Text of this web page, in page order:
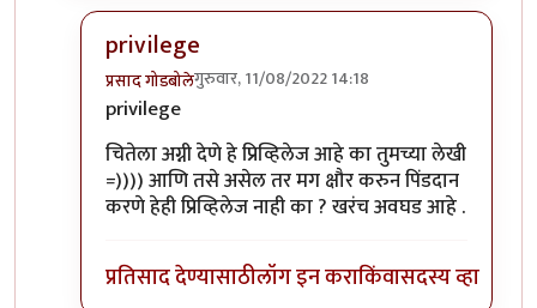
privilege
प्रसाद गोडबोलेगुरुवार, 11/08/2022 14:18
In reply to
privilege
चितेला अग्नी देणे हे प्रिव्हिलेज आहे का तुमच्या लेखी
=)))) आणि तसे असेल तर मग क्षौर करुन पिंडदान
करणे हेही प्रिव्हिलेज नाही का ? खरंच अवघड आहे .
प्रतिसाद देण्यासाठीलॉग इन कराकिंवासदस्य व्हा